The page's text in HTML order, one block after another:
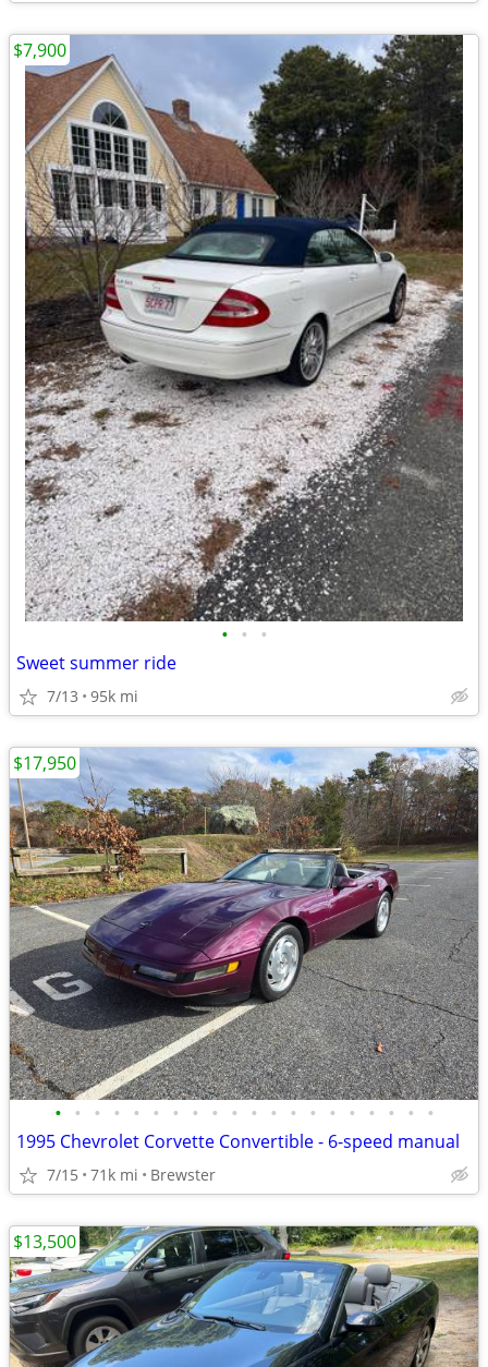
• • •
Sweet summer ride
7/13 95k mi
$7,900
• • • • • • • • • • • • • • • • • • • •
1995 Chevrolet Corvette Convertible - 6-speed manual
7/15 71k mi Brewster
$17,950
$13,500